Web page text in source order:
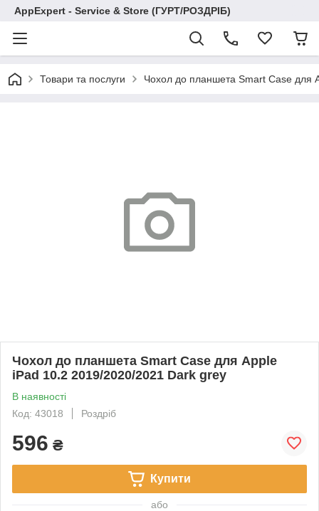
AppExpert - Service & Store (ГУРТ/РОЗДРІБ)
Товари та послуги Чохол до планшета Smart Case для
Чохол до планшета Smart Case для Apple
iPad 10.2 2019/2020/2021 Dark grey
В наявності
Код: 43018
Роздріб
596 ₴
Купити
або